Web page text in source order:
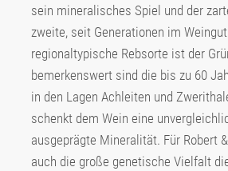
sein mineralisches Spiel und der
zweite, seit Generationen im
regionaltypische Rebsorte ist der
bemerkenswert sind die bis zu 60
in den Lagen Achleiten und
schenkt dem Wein eine
ausgeprägte Mineralität. Für Robert
auch die große genetische Vielfalt